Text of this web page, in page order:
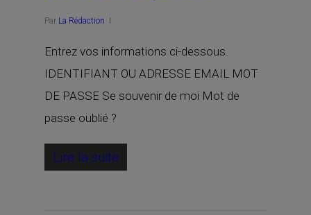
Par La Rédaction
Entrez vos informations ci-dessous.
IDENTIFIANT OU ADRESSE EMAIL MOT
DE PASSE Se souvenir de moi Mot de
passe oublié ?
Lire la suite